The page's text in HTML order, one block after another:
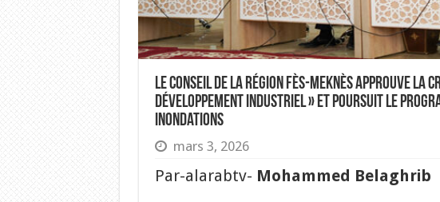
Le Conseil de la région Fès-Meknès approuve la
Développement Industriel » et poursuit le
inondations
mars 3, 2026
Par-alarabtv- Mohammed Belaghrib